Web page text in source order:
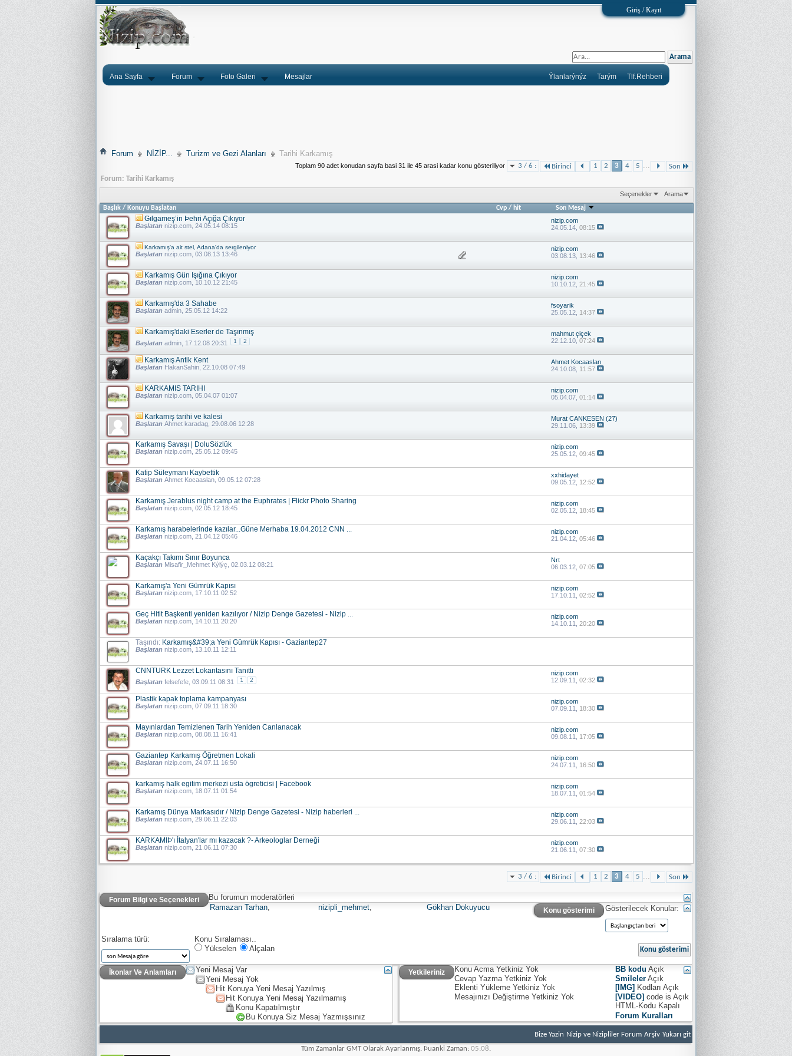
Giriş / Kayıt
Ana Sayfa Forum Foto Galeri Mesajlar Tlf.Rehberi
Tarým
Ýlanlarýnýz
Forum NİZİP... Turizm ve Gezi Alanları Tarihi Karkamış
3 / 6 : Birinci 1 2 3 4 5 ... Son
Toplam 90 adet konudan sayfa basi 31 ile 45 arasi kadar konu gösteriliyor
Forum: Tarihi Karkamış
Seçenekler Arama
Başlık / Konuyu Başlatan Cvp / hit Son Mesaj
Gılgameş’in Þehri Açığa Çıkıyor
Başlatan nizip.com, 24.05.14 08:15
nizip.com
24.05.14, 08:15
Karkamış'a ait stel, Adana'da sergileniyor
Başlatan nizip.com, 03.08.13 13:46
nizip.com
03.08.13, 13:46
Karkamış Gün Işığına Çıkıyor
Başlatan nizip.com, 10.10.12 21:45
nizip.com
10.10.12, 21:45
Karkamış'da 3 Sahabe
Başlatan admin, 25.05.12 14:22
fsoyarik
25.05.12, 14:37
Karkamış'daki Eserler de Taşınmış
Başlatan admin , 17.12.08 20:31 1 2
mahmut çiçek
22.12.10, 07:24
Karkamış Antik Kent
Başlatan HakanSahin, 22.10.08 07:49
Ahmet Kocaaslan
24.10.08, 11:57
KARKAMIS TARIHI
Başlatan nizip.com, 05.04.07 01:07
nizip.com
05.04.07, 01:14
Karkamış tarihi ve kalesi
Başlatan Ahmet karadag, 29.08.06 12:28
Murat CANKESEN (27)
29.11.06, 13:39
Karkamış Savaşı | DoluSözlük
Başlatan nizip.com, 25.05.12 09:45
nizip.com
25.05.12, 09:45
Katip Süleymanı Kaybettik
Başlatan Ahmet Kocaaslan, 09.05.12 07:28
xxhidayet
09.05.12, 12:52
Karkamış Jerablus night camp at the Euphrates | Flickr Photo Sharing
Başlatan nizip.com, 02.05.12 18:45
nizip.com
02.05.12, 18:45
Karkamış harabelerinde kazılar...Güne Merhaba 19.04.2012 CNN ...
Başlatan nizip.com, 21.04.12 05:46
nizip.com
21.04.12, 05:46
Kaçakçı Takımı Sınır Boyunca
Başlatan Misafir_Mehmet Kýlýç, 02.03.12 08:21
Nrt
06.03.12, 07:05
Karkamış'a Yeni Gümrük Kapısı
Başlatan nizip.com, 17.10.11 02:52
nizip.com
17.10.11, 02:52
Geç Hitit Başkenti yeniden kazılıyor / Nizip Denge Gazetesi - Nizip ...
Başlatan nizip.com, 14.10.11 20:20
nizip.com
14.10.11, 20:20
Taşındı: Karkamış&#39;a Yeni Gümrük Kapısı - Gaziantep27
Başlatan nizip.com, 13.10.11 12:11
CNNTURK Lezzet Lokantasını Tanıttı
Başlatan felsefefe , 03.09.11 08:31 1 2
nizip.com
12.09.11, 02:32
Plastik kapak toplama kampanyası
Başlatan nizip.com, 07.09.11 18:30
nizip.com
07.09.11, 18:30
Mayınlardan Temizlenen Tarih Yeniden Canlanacak
Başlatan nizip.com, 08.08.11 16:41
nizip.com
09.08.11, 17:05
Gaziantep Karkamış Öğretmen Lokali
Başlatan nizip.com, 24.07.11 16:50
nizip.com
24.07.11, 16:50
karkamış halk egitim merkezi usta ögreticisi | Facebook
Başlatan nizip.com, 18.07.11 01:54
nizip.com
18.07.11, 01:54
Karkamış Dünya Markasıdır / Nizip Denge Gazetesi - Nizip haberleri ...
Başlatan nizip.com, 29.06.11 22:03
nizip.com
29.06.11, 22:03
KARKAMIÞ'ı İtalyan'lar mı kazacak ?- Arkeologlar Derneği
Başlatan nizip.com, 21.06.11 07:30
nizip.com
21.06.11, 07:30
3 / 6 : Birinci 1 2 3 4 5 ... Son
Forum Bilgi ve Seçenekleri
Bu forumun moderatörleri
Ramazan Tarhan, nizipli_mehmet, Gökhan Dokuyucu Konu gösterimi Gösterilecek Konular:
Sıralama türü:
Konu Sıralaması..
Yükselen
Alçalan
İkonlar Ve Anlamları
Yeni Mesaj Var
Yeni Mesaj Yok
Hit Konuya Yeni Mesaj Yazılmış
Hit Konuya Yeni Mesaj Yazılmamış
Konu Kapatılmıştır
Bu Konuya Siz Mesaj Yazmışsınız
Yetkileriniz Konu Acma Yetkiniz Yok
Cevap Yazma Yetkiniz Yok
Eklenti Yükleme Yetkiniz Yok
Mesajınızı Değiştirme Yetkiniz Yok
BB kodu Açık
Smileler Açık
[IMG] Kodları Açık
[VIDEO]code is Açık
HTML-Kodu Kapalı
Forum Kuralları
Bize Yazin Nizip ve Nizipliler Forum Arşiv Yukarı git
Tüm Zamanlar GMT Olarak Ayarlanmış. Þuanki Zaman: 05:08.